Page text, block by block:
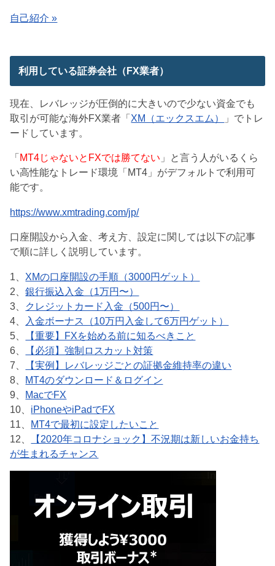
自己紹介 »
利用している証券会社（FX業者）
現在、レバレッジが圧倒的に大きいので少ない資金でも
取引が可能な海外FX業者「XM（エックスエム）
」でトレ
ードしています。
「 MT4じゃないとFXでは勝てない 」と言う人がいるくら
い高性能なトレード環境「MT4」がデフォルトで利用可
能です。
https://www.xmtrading.com/jp/
口座開設から入金、考え方、設定に関しては以下の記事
で順に詳しく説明しています。
1、 XMの口座開設の手順（3000円ゲット）
2、銀行振込入金（1万円〜）
3、 クレジットカード入金（500円〜）
4、
入金ボーナス（10万円入金して6万円ゲット）
5、
【重要】FXを始める前に知るべきこと
6、
【必須】強制ロスカット対策
7、
【実例】レバレッジごとの証拠金維持率の違い
8、 MT4のダウンロード＆ログイン
9、 MacでFX
10、 iPhoneやiPadでFX
11、 MT4で最初に設定したいこと
12、
【2020年コロナショック】不況期は新しいお金持ち
が生まれるチャンス